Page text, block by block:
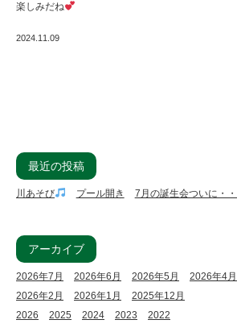
楽しみだね
2024.11.09
最近の投稿
川あそび プール開き 7月の誕生会ついに・・
アーカイブ
2026年7月 2026年6月 2026年5月 2026年4月
2026年2月
2026年1月
2025年12月
2026
2025 2024 2023 2022